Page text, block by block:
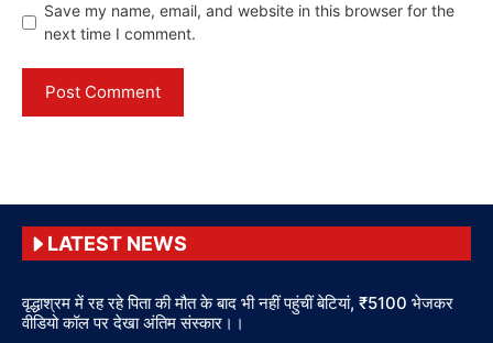
Save my name, email, and website in this browser for the
next time I comment.
LATEST NEWS
वृद्धाश्रम में रह रहे पिता की मौत के बाद भी नहीं पहुंचीं बेटियां, ₹5100 भेजकर
वीडियो कॉल पर देखा अंतिम संस्कार।।